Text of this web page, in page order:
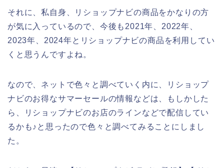
それに、私自身、リショップナビの商品をかなりの方
が気に入っているので、今後も2021年、2022年、
2023年、2024年とリショップナビの商品を利用してい
くと思うんですよね。
なので、ネットで色々と調べていく内に、リショップ
ナビのお得なサマーセールの情報などは、もしかした
ら、リショップナビのお店のラインなどで配信してい
るかも♪と思ったので色々と調べてみることにしまし
た。